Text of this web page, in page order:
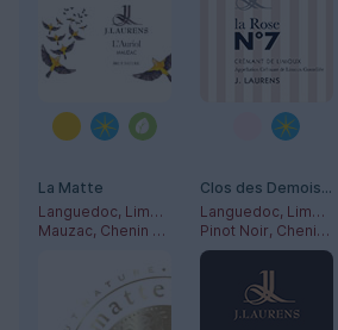
La Matte
Languedoc, Limoux
Mauzac, Chenin Blanc, Chardonnay
Clos des Demoiselles
Languedoc, Limoux
Pinot Noir, Chenin Blanc, Chardonnay